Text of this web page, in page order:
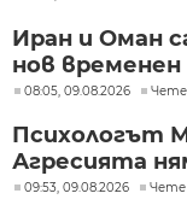
Иран и Оман
нов
08:05, 09.08.2026 Чете
Психологът
Агресията
09:53, 09.08.2026 Чете